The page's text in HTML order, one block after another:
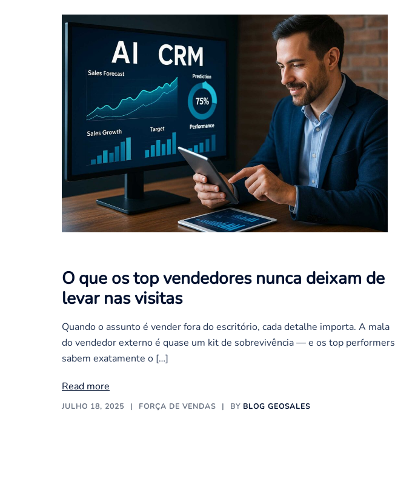
O que os top vendedores nunca deixam de
levar nas visitas
Quando o assunto é vender fora do escritório, cada detalhe importa. A mala
do vendedor externo é quase um kit de sobrevivência — e os top performers
sabem exatamente o […]
Read more
JULHO 18, 2025 FORÇA DE VENDAS BY BLOG GEOSALES